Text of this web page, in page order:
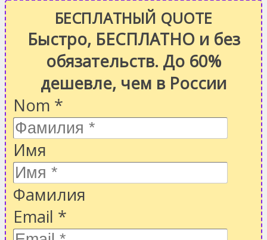
БЕСПЛАТНЫЙ QUOTE
Быстро, БЕСПЛАТНО и без
обязательств. До 60%
дешевле, чем в России
Nom *
Имя
Фамилия
Email *